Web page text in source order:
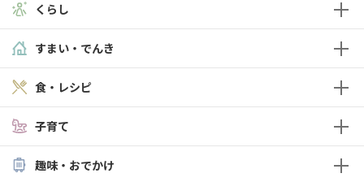
くらし
すまい・でんき
食・レシピ
子育て
趣味・おでかけ